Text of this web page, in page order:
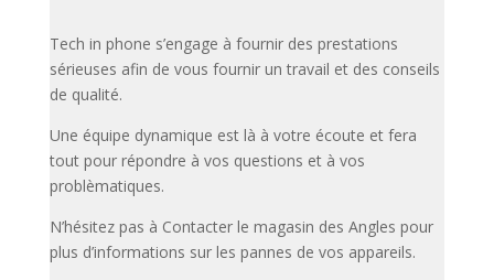
Tech in phone s’engage à fournir des prestations
sérieuses afin de vous fournir un travail et des conseils
de qualité.
Une équipe dynamique est là à votre écoute et fera
tout pour répondre à vos questions et à vos
problèmatiques.
N’hésitez pas à Contacter le magasin des Angles pour
plus d’informations sur les pannes de vos appareils.